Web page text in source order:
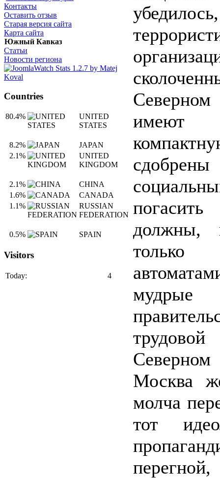
Контакты
Оставить отзыв
Старая версия сайта
Карта сайта
Южный Кавказ
Статьи
Новости региона
Countries
80.4%
UNITED
STATES
8.2%
JAPAN
2.1%
UNITED
KINGDOM
2.1%
CHINA
1.6%
CANADA
1.1%
RUSSIAN
FEDERATION
0.5% SPAIN
Visitors
Today: 4
имеют
должны,
Москва
молча
тот